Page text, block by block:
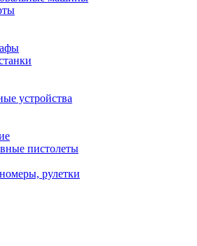
устройства
пистолеты
рулетки